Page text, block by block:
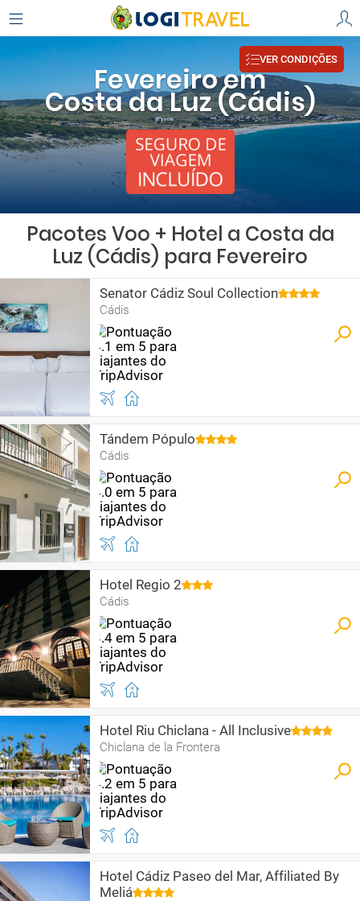
Fevereiro em
Costa da Luz (Cádis)
VER CONDIÇÕES
Pacotes Voo + Hotel a Costa da
Luz (Cádis) para Fevereiro
Senator Cádiz Soul Collection
Cádis
Tándem Pópulo
Cádis
Hotel Regio 2
Cádis
Hotel Riu Chiclana - All Inclusive
Chiclana de la Frontera
Hotel Cádiz Paseo del Mar, Affiliated By
Meliá